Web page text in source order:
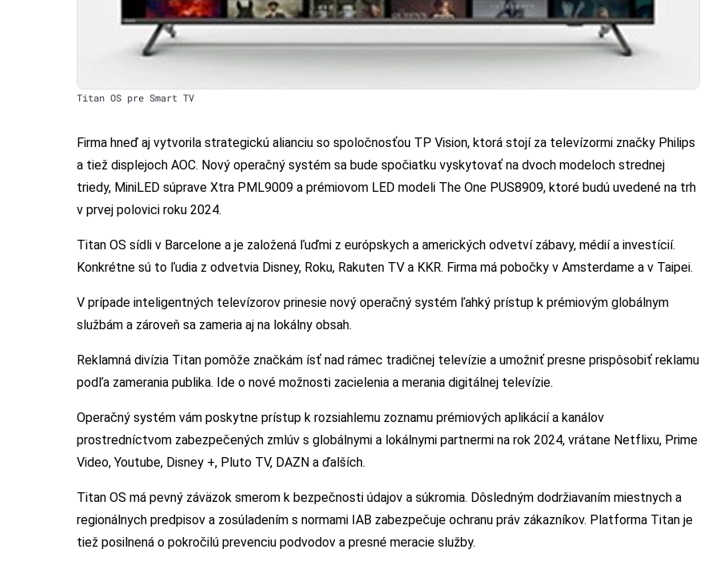
Titan OS pre Smart TV
Firma hneď aj vytvorila strategickú alianciu so spoločnosťou TP Vision, ktorá stojí za televízormi značky Philips
a tiež displejoch AOC. Nový operačný systém sa bude spočiatku vyskytovať na dvoch modeloch strednej
triedy, MiniLED súprave Xtra PML9009 a prémiovom LED modeli The One PUS8909, ktoré budú uvedené na trh
v prvej polovici roku 2024.
Titan OS sídli v Barcelone a je založená ľuďmi z európskych a amerických odvetví zábavy, médií a investícií.
Konkrétne sú to ľudia z odvetvia Disney, Roku, Rakuten TV a KKR. Firma má pobočky v Amsterdame a v Taipei.
V prípade inteligentných televízorov prinesie nový operačný systém ľahký prístup k prémiovým globálnym
službám a zároveň sa zameria aj na lokálny obsah.
Reklamná divízia Titan pomôže značkám ísť nad rámec tradičnej televízie a umožniť presne prispôsobiť reklamu
podľa zamerania publika. Ide o nové možnosti zacielenia a merania digitálnej televízie.
Operačný systém vám poskytne prístup k rozsiahlemu zoznamu prémiových aplikácií a kanálov
prostredníctvom zabezpečených zmlúv s globálnymi a lokálnymi partnermi na rok 2024, vrátane Netflixu, Prime
Video, Youtube, Disney +, Pluto TV, DAZN a ďalších.
Titan OS má pevný záväzok smerom k bezpečnosti údajov a súkromia. Dôsledným dodržiavaním miestnych a
regionálnych predpisov a zosúladením s normami IAB zabezpečuje ochranu práv zákazníkov. Platforma Titan je
tiež posilnená o pokročilú prevenciu podvodov a presné meracie služby.